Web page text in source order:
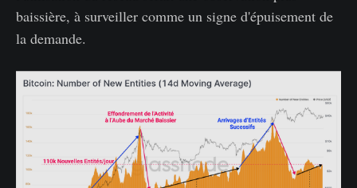
baissière, à surveiller comme un signe d'épuisement de
la demande.